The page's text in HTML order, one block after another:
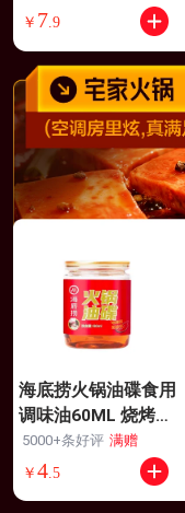
一键复刻漫画肉
￥ 7.9
海底捞火锅油碟食用
调味油60ML 烧烤火
锅底料蘸料 食拌菜拌
面芝麻花生酱
5000+条好评 满赠
￥4. 5